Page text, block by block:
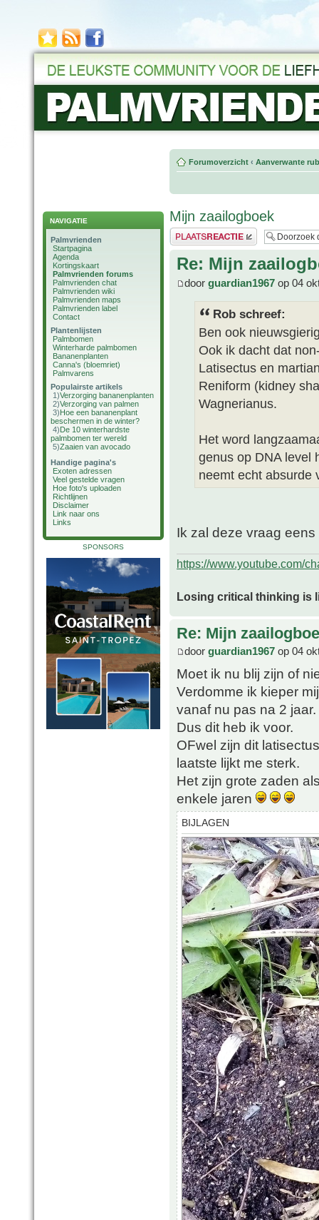
NAVIGATIE
Palmvrienden
Startpagina
Agenda
Kortingskaart
Palmvrienden forums
Palmvrienden chat
Palmvrienden wiki
Palmvrienden maps
Palmvrienden label
Contact
Plantenlijsten
Palmbomen
Winterharde palmbomen
Bananenplanten
Canna's (bloemriet)
Palmvarens
Populairste artikels
1)Verzorging bananenplanten
2)Verzorging van palmen
3)Hoe een bananenplant
beschermen in de winter?
4)De 10 winterhardste
palmbomen ter wereld
5)Zaaien van avocado
Handige pagina's
Exoten adressen
Veel gestelde vragen
Hoe foto's uploaden
Richtlijnen
Disclaimer
Link naar ons
Links
SPONSORS
Forumoverzicht ‹ Aanverwante
Mijn zaailogboek
Plaats een reactie
Re: Mijn
door guardian1967 op 04
Rob schreef:
Ben ook
Ook ik dacht dat
Latisectus en
Reniform (kidney
Wagnerianus.
Het word
genus op DNA level
neemt echt absurde
Ik zal deze vraag
https://www.youtube.com/
Losing critical thinking is
Re: Mijn
door guardian1967 op 04
Moet ik nu blij zijn of
Verdomme ik kieper
vanaf nu pas na 2 jaar.
Dus dit heb ik voor.
OFwel zijn dit
laatste lijkt me sterk.
Het zijn grote zaden
enkele jaren
BIJLAGEN